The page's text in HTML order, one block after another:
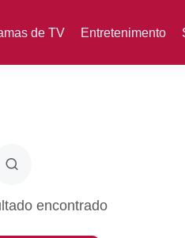
de TV Entretenimento
encontrado